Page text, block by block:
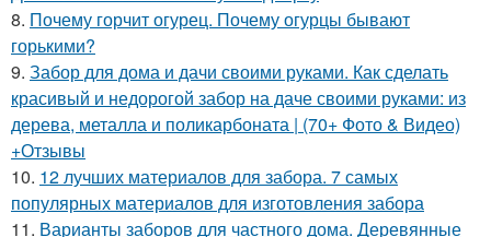
8. Почему горчит огурец. Почему огурцы бывают
горькими?
9. Забор для дома и дачи своими руками. Как сделать
красивый и недорогой забор на даче своими руками: из
дерева, металла и поликарбоната | (70+ Фото & Видео)
+Отзывы
10. 12 лучших материалов для забора. 7 самых
популярных материалов для изготовления забора
11. Варианты заборов для частного дома. Деревянные